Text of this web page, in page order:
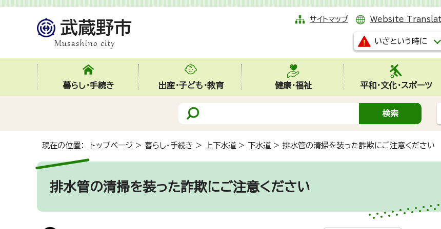
サイトマップ Website
いざという時に
暮らし・手続き 出産・子ども・教育 健康・福祉 平和・文化・スポーツ
現在の位置： トップページ > 暮らし・手続き > 上下水道 > 下水道 > 排水管の清掃を装った詐欺にご注意ください
排水管の清掃を装った詐欺にご注意ください